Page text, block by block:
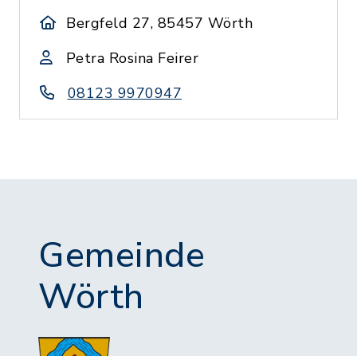
Bergfeld 27, 85457 Wörth
Petra Rosina Feirer
08123 9970947
Gemeinde
Wörth